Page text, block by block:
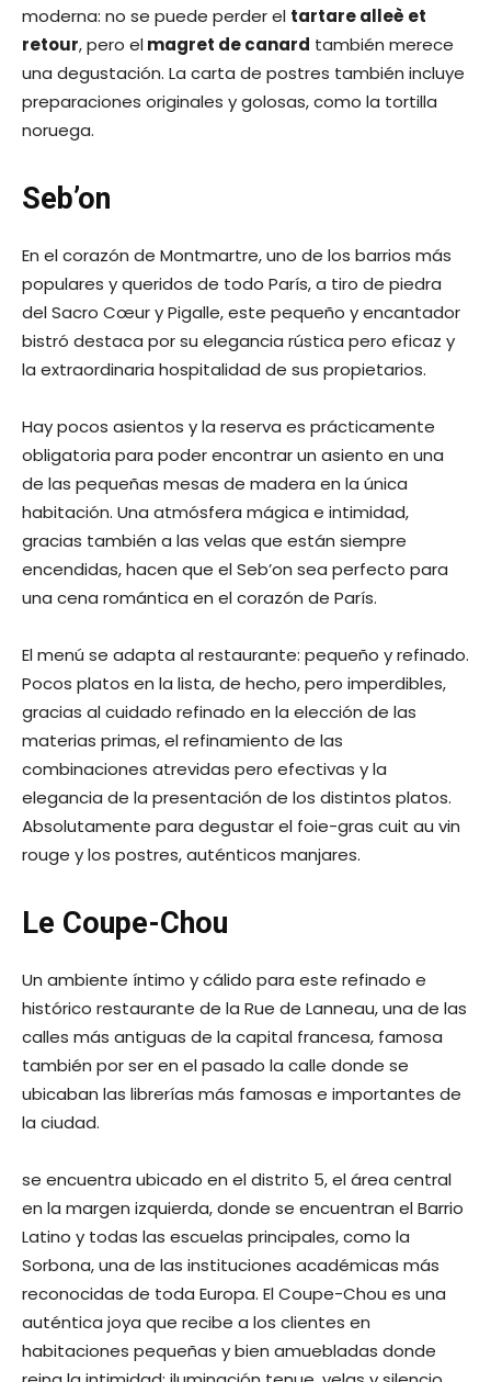
moderna: no se puede perder el tartare alleè et
retour, pero elmagret de canard también merece
una degustación. La carta de postres también incluye
preparaciones originales y golosas, como la tortilla
noruega.
Seb’on
En el corazón de Montmartre, uno de los barrios más
populares y queridos de todo París, a tiro de piedra
del Sacro Cœur y Pigalle, este pequeño y encantador
bistró destaca por su elegancia rústica pero eficaz y
la extraordinaria hospitalidad de sus propietarios.
Hay pocos asientos y la reserva es prácticamente
obligatoria para poder encontrar un asiento en una
de las pequeñas mesas de madera en la única
habitación. Una atmósfera mágica e intimidad,
gracias también a las velas que están siempre
encendidas, hacen que el Seb’on sea perfecto para
una cena romántica en el corazón de París.
El menú se adapta al restaurante: pequeño y refinado.
Pocos platos en la lista, de hecho, pero imperdibles,
gracias al cuidado refinado en la elección de las
materias primas, el refinamiento de las
combinaciones atrevidas pero efectivas y la
elegancia de la presentación de los distintos platos.
Absolutamente para degustar el foie-gras cuit au vin
rouge y los postres, auténticos manjares.
Le Coupe-Chou
Un ambiente íntimo y cálido para este refinado e
histórico restaurante de la Rue de Lanneau, una de las
calles más antiguas de la capital francesa, famosa
también por ser en el pasado la calle donde se
ubicaban las librerías más famosas e importantes de
la ciudad.
se encuentra ubicado en el distrito 5, el área central
en la margen izquierda, donde se encuentran el Barrio
Latino y todas las escuelas principales, como la
Sorbona, una de las instituciones académicas más
reconocidas de toda Europa. El Coupe-Chou es una
auténtica joya que recibe a los clientes en
habitaciones pequeñas y bien amuebladas donde